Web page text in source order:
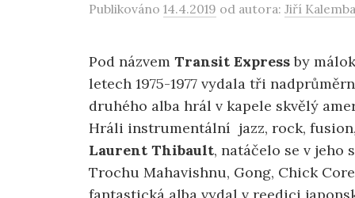
Publikováno 14.4.2019 od autora: Jiří Kalemba
Pod názvem Transit Expressby
letech 1975-1977 vydala tři
druhého alba hrál v kapele skvělý
Hráli instrumentální jazz, rock,
Laurent Thibault, natáčelo se v jeho
Trochu Mahavishnu, Gong, Chick